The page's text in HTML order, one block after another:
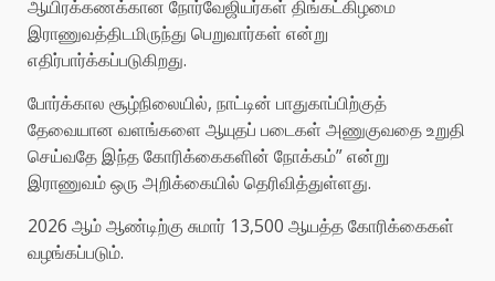
ஆயிரக்கணக்கான நோர்வேஜியர்கள் திங்கட்கிழமை
இராணுவத்திடமிருந்து பெறுவார்கள் என்று
எதிர்பார்க்கப்படுகிறது.
போர்க்கால சூழ்நிலையில், நாட்டின் பாதுகாப்பிற்குத்
தேவையான வளங்களை ஆயுதப் படைகள் அணுகுவதை உறுதி
செய்வதே இந்த கோரிக்கைகளின் நோக்கம்” என்று
இராணுவம் ஒரு அறிக்கையில் தெரிவித்துள்ளது.
2026 ஆம் ஆண்டிற்கு சுமார் 13,500 ஆயத்த கோரிக்கைகள்
வழங்கப்படும்.